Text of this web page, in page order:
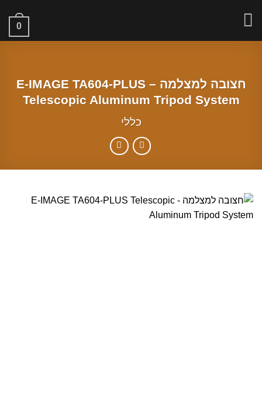
0
חצובה למצלמה – E-IMAGE TA604-PLUS
Telescopic Aluminum Tripod System
כללי